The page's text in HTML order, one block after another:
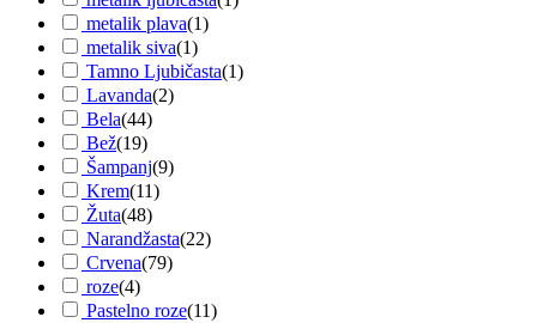
metalik plava(1)
metalik siva(1)
Tamno Ljubičasta(1)
Lavanda(2)
Bela(44)
Bež(19)
Šampanj(9)
Krem(11)
Žuta(48)
Narandžasta(22)
Crvena(79)
roze(4)
Pastelno roze(11)